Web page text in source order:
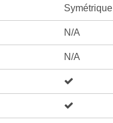
Symétrique
N/A
N/A